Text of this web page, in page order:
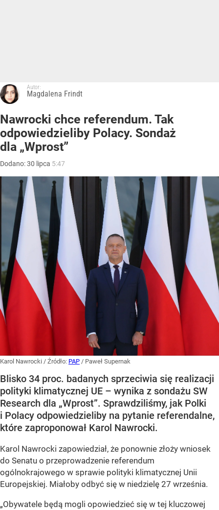
Autor:
Magdalena Frindt
Nawrocki chce referendum. Tak
odpowiedzieliby Polacy. Sondaż
dla „Wprost”
Dodano:30 lipca 5:47
Karol Nawrocki / Źródło: PAP / Paweł Supernak
Blisko 34 proc. badanych sprzeciwia się realizacji
polityki klimatycznej UE – wynika z sondażu SW
Research dla „Wprost”. Sprawdziliśmy, jak Polki
i Polacy odpowiedzieliby na pytanie referendalne,
które zaproponował Karol Nawrocki.
Karol Nawrocki zapowiedział, że ponownie złoży wniosek
do Senatu o przeprowadzenie referendum
ogólnokrajowego w sprawie polityki klimatycznej Unii
Europejskiej. Miałoby odbyć się w niedzielę 27 września.
„Obywatele będą mogli opowiedzieć się w tej kluczowej